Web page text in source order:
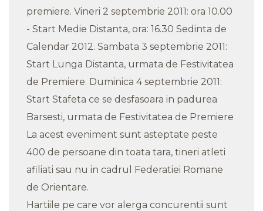
premiere. Vineri 2 septembrie 2011: ora 10.00
- Start Medie Distanta, ora: 16.30 Sedinta de
Calendar 2012. Sambata 3 septembrie 2011:
Start Lunga Distanta, urmata de Festivitatea
de Premiere. Duminica 4 septembrie 2011:
Start Stafeta ce se desfasoara in padurea
Barsesti, urmata de Festivitatea de Premiere
La acest eveniment sunt asteptate peste
400 de persoane din toata tara, tineri atleti
afiliati sau nu in cadrul Federatiei Romane
de Orientare.
Hartiile pe care vor alerga concurentii sunt